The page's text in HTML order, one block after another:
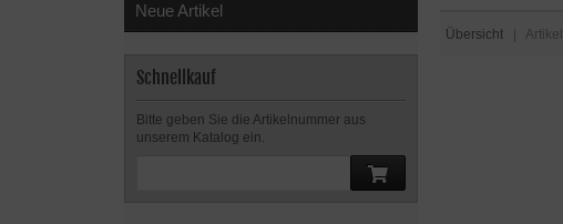
Übersicht | Artikel
Neue Artikel
Schnellkauf
Bitte geben Sie die Artikelnummer aus
unserem Katalog ein.